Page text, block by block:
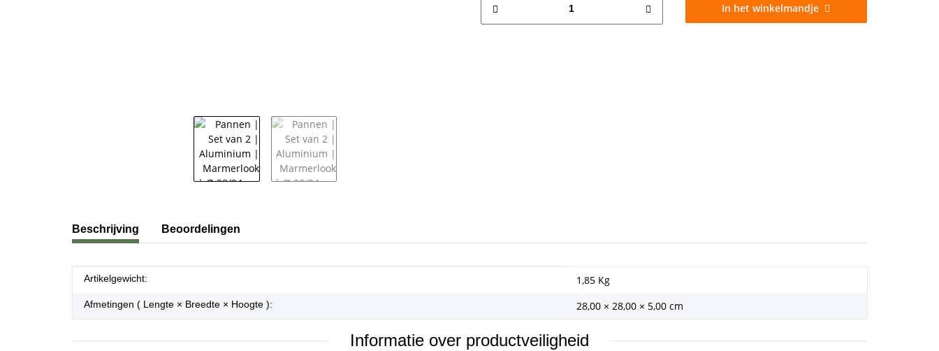
In het winkelmandje
#productDetails.showMoreTabs#
Beschrijving Beoordelingen
#productDetails.itemInformation#
#productDetails.itemValue#
Artikelgewicht: 1,85 Kg
Afmetingen ( Lengte × Breedte × Hoogte ): 28,00 × 28,00 × 5,00 cm
Informatie over productveiligheid